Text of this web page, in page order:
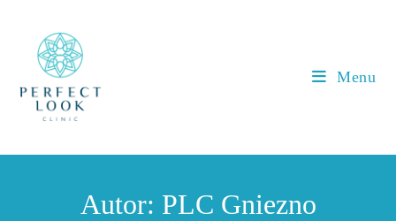
Menu
Autor: PLC Gniezno